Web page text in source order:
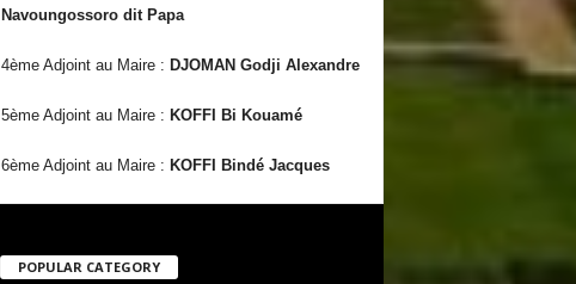
Navoungossoro dit Papa
4ème Adjoint au Maire : DJOMAN Godji Alexandre
5ème Adjoint au Maire : KOFFI Bi Kouamé
6ème Adjoint au Maire : KOFFI Bindé Jacques
POPULAR CATEGORY